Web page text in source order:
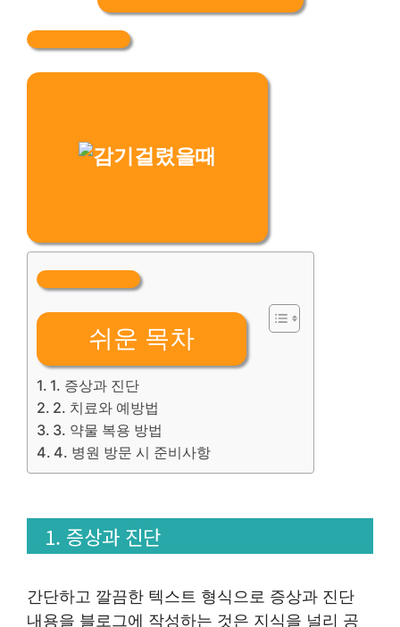
쉬운 목차
1. 증상과 진단
2. 치료와 예방법
3. 약물 복용 방법
4. 병원 방문 시 준비사항
1. 증상과 진단
간단하고 깔끔한 텍스트 형식으로 증상과 진단
내용을 블로그에 작성하는 것은 지식을 널리 공